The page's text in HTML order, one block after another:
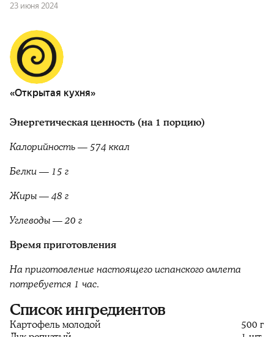
23 июня 2024
«Открытая кухня»
Энергетическая ценность (на 1 порцию)
Калорийность — 574 ккал
Белки — 15 г
Жиры — 48 г
Углеводы — 20 г
Время приготовления
На приготовление настоящего испанского омлета
потребуется 1 час.
Список ингредиентов
Картофель молодой
500 г